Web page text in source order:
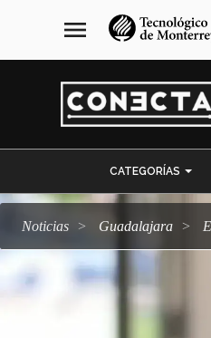
navegación
principal
menu
CATEGORÍAS
Noticias Guadalajara